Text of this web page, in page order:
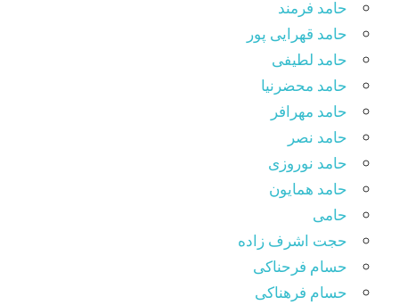
حامد فرمند
حامد قهرایی پور
حامد لطیفی
حامد محضرنیا
حامد مهرافر
حامد نصر
حامد نوروزی
حامد همایون
حامی
حجت اشرف زاده
حسام فرحناکی
حسام فرهناکی